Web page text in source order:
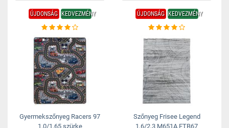
ÚJDONSÁG KEDVEZMÉNY
Gyermekszőnyeg Racers 97
1,0/1,65 szürke
ÚJDONSÁG KEDVEZMÉNY
Szőnyeg Frisee Legend
1,6/2,3 M651A FTB67